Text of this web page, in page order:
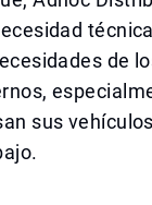
de
sus